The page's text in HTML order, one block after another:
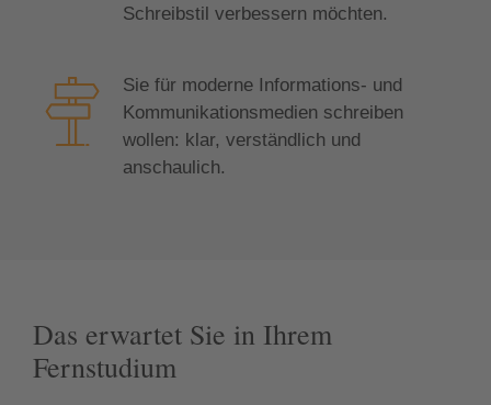
Schreibstil verbessern möchten.
Sie für moderne Informations- und
Kommunikationsmedien schreiben
wollen: klar, verständlich und
anschaulich.
Das erwartet Sie in Ihrem
Fernstudium